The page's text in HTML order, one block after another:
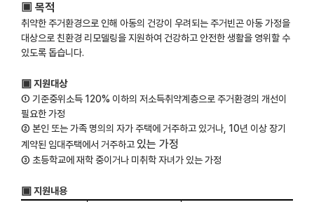
▣ 목적
취약한 주거환경으로 인해 아동의 건강이 우려되는 주거빈곤 아동 가정을
대상으로 친환경 리모델링을 지원하여 건강하고 안전한 생활을 영위할 수
있도록 돕습니다.
▣지원대상
① 기준중위소득 120% 이하의 저소득취약계층으로 주거환경의 개선이
필요한 가정
② 본인 또는 가족 명의의 자가 주택에 거주하고 있거나 , 10년 이상 장기
계약된 임대주택에서 거주하고있는 가정
③ 초등학교에 재학 중이거나 미취학 자녀가 있는 가정
▣지원내용